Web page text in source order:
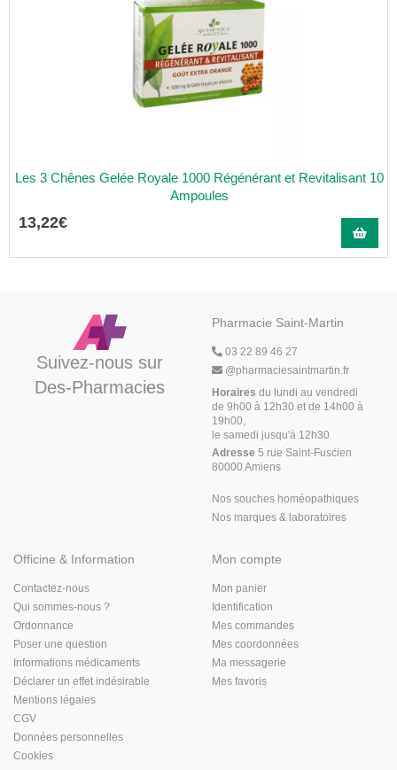
Les 3 Chênes Gelée Royale 1000 Régénérant et Revitalisant 10
Ampoules
13,22€
Suivez-nous sur
Des-Pharmacies
Pharmacie Saint-Martin
03 22 89 46 27
@pharmaciesaintmartin.fr
Horaires du lundi au vendredi
de 9h00 à 12h30 et de 14h00 à
19h00,
le samedi jusqu'à 12h30
Adresse 5 rue Saint-Fuscien
80000 Amiens
Nos souches homéopathiques
Nos marques & laboratoires
Officine & Information
Contactez-nous
Qui sommes-nous ?
Ordonnance
Poser une question
Informations médicaments
Déclarer un effet indésirable
Mentions légales
CGV
Données personnelles
Cookies
Mon compte
Mon panier
Identification
Mes commandes
Mes coordonnées
Ma messagerie
Mes favoris